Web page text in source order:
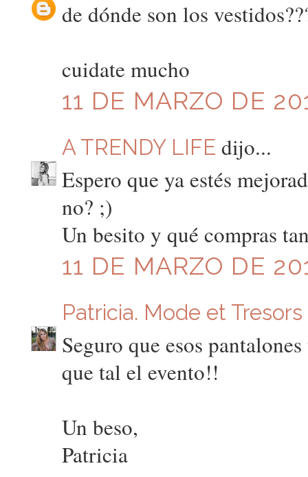
de dónde son los
cuidate mucho
11 DE MARZO DE
A TRENDY LIFE dijo...
Espero que ya estés
no? ;)
Un besito y qué compras
11 DE MARZO DE
Patricia. Mode et Tresors
Seguro que esos
que tal el evento!!
Un beso,
Patricia